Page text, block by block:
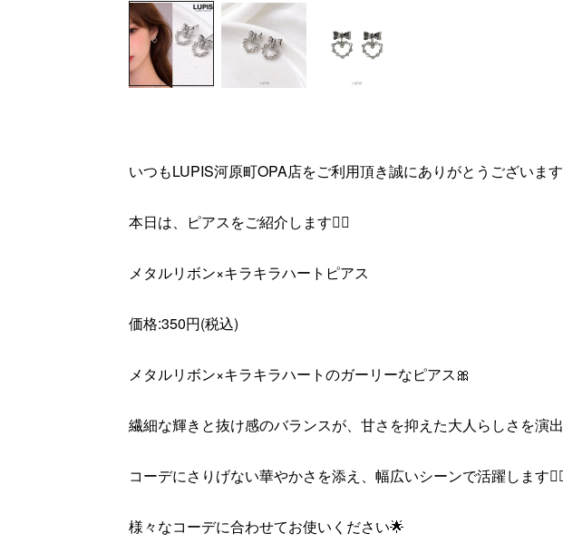
いつもLUPIS河原町OPA店をご利用頂き誠にありがとうございま
本日は、ピアスをご紹介します👂🏻
メタルリボン×キラキラハートピアス
価格:350円(税込)
メタルリボン×キラキラハートのガーリーなピアス🎀
繊細な輝きと抜け感のバランスが、甘さを抑えた大人らしさを演
コーデにさりげない華やかさを添え、幅広いシーンで活躍します
様々なコーデに合わせてお使いください🌟